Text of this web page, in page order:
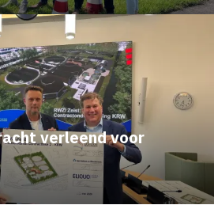
verleend voor